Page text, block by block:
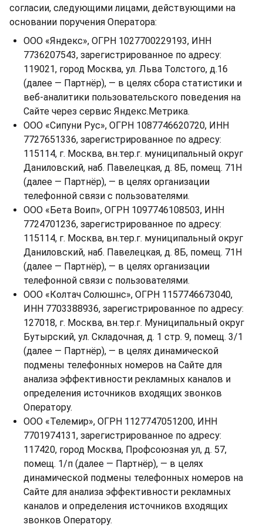
согласии, следующими лицами, действующими на
основании поручения Оператора:
ООО «Яндекс», ОГРН 1027700229193, ИНН
7736207543, зарегистрированное по адресу:
119021, город Москва, ул. Льва Толстого, д.16
(далее — Партнёр), — в целях сбора статистики и
веб-аналитики пользовательского поведения на
Сайте через сервис Яндекс.Метрика.
ООО «Сипуни Рус», ОГРН 1087746620720, ИНН
7727651336, зарегистрированное по адресу:
115114, г. Москва, вн.тер.г. муниципальный округ
Даниловский, наб. Павелецкая, д. 8Б, помещ. 71Н
(далее — Партнёр), — в целях организации
телефонной связи с пользователями.
ООО «Бета Воип», ОГРН 1097746108503, ИНН
7724701236, зарегистрированное по адресу:
115114, г. Москва, вн.тер.г. муниципальный округ
Даниловский, наб. Павелецкая, д. 8Б, помещ. 71Н
(далее — Партнёр), — в целях организации
телефонной связи с пользователями.
ООО «Колтач Солюшнс», ОГРН 1157746673040,
ИНН 7703388936, зарегистрированное по адресу:
127018, г. Москва, вн.тер.г. Муниципальный округ
Бутырский, ул. Складочная, д. 1 стр. 9, помещ. 3/1
(далее — Партнёр), — в целях динамической
подмены телефонных номеров на Сайте для
анализа эффективности рекламных каналов и
определения источников входящих звонков
Оператору.
ООО «Телемир», ОГРН 1127747051200, ИНН
7701974131, зарегистрированное по адресу:
117420, город Москва, Профсоюзная ул, д. 57,
помещ. 1/п (далее — Партнёр), — в целях
динамической подмены телефонных номеров на
Сайте для анализа эффективности рекламных
каналов и определения источников входящих
звонков Оператору.